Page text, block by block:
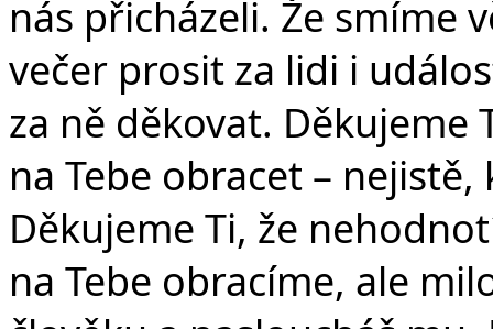
nás přicházeli. Že smíme
večer prosit za lidi i
za ně děkovat. Děkujeme
na Tebe obracet –
Děkujeme Ti, že
na Tebe obracíme, ale